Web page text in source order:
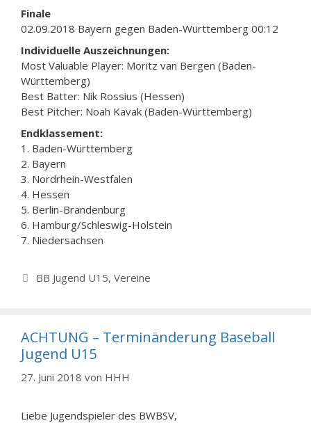
Finale
02.09.2018 Bayern gegen Baden-Württemberg 00:12
Individuelle Auszeichnungen:
Most Valuable Player: Moritz van Bergen (Baden-
Württemberg)
Best Batter: Nik Rossius (Hessen)
Best Pitcher: Noah Kavak (Baden-Württemberg)
Endklassement:
1. Baden-Württemberg
2. Bayern
3. Nordrhein-Westfalen
4. Hessen
5. Berlin-Brandenburg
6. Hamburg/Schleswig-Holstein
7. Niedersachsen
Kategorien
BB Jugend U15, Vereine
ACHTUNG – Terminänderung Baseball
Jugend U15
27. Juni 2018 von HHH
Liebe Jugendspieler des BWBSV,